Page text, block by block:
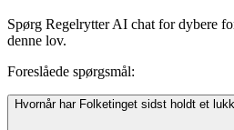
Spørg Regelrytter AI chat for dybere
denne lov.
Foreslåede spørgsmål:
Hvornår har Folketinget sidst holdt et